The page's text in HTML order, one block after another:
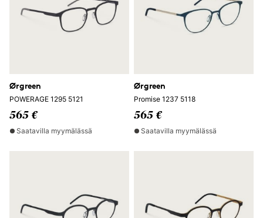
Ørgreen
POWERAGE 1295 5121
565 €
Saatavilla myymälässä
Ørgreen
Promise 1237 5118
565 €
Saatavilla myymälässä